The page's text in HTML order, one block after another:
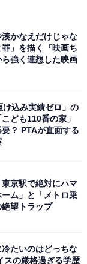
ワイト フラッ
かなえだけじゃな
」を描く『映画ち
強く連想した映画
け込み実績ゼロ」の
ども110番の家」
？ PTAが直面する
東京駅で絶対にハマ
ム」と「メトロ乗
絶望トラップ
冷たいのはどっちな
スの厳格過ぎる学歴